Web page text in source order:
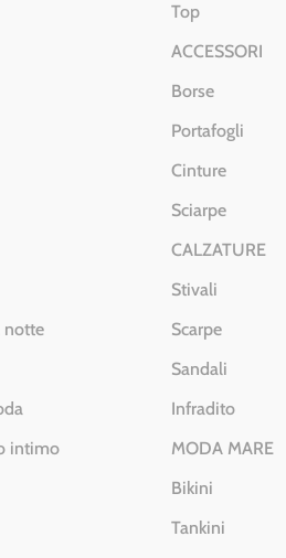
notte
intimo
Top
ACCESSORI
Borse
Portafogli
Cinture
Sciarpe
CALZATURE
Stivali
Scarpe
Sandali
Infradito
MODA MARE
Bikini
Tankini